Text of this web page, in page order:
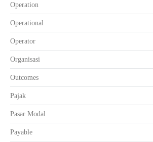
Operation
Operational
Operator
Organisasi
Outcomes
Pajak
Pasar Modal
Payable